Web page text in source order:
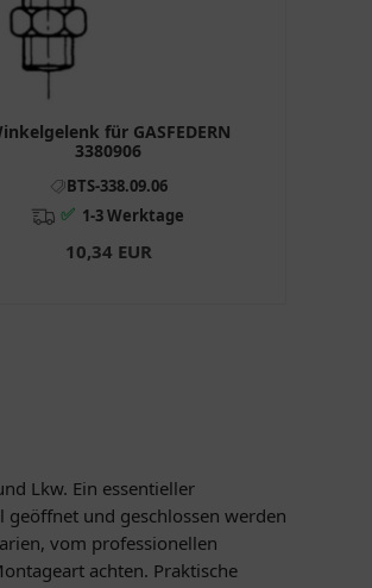
für GASFEDERN
3380906
BTS-338.09.06
✅ 1-3 Werktage
10,34 EUR
Lkw. Ein essentieller
und geschlossen werden
vom professionellen
achten. Praktische